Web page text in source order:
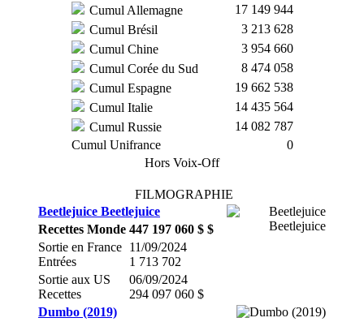
Cumul Allemagne
17 149 944
Cumul Brésil
3 213 628
Cumul Chine
3 954 660
Cumul Corée du Sud
8 474 058
Cumul Espagne
19 662 538
Cumul Italie
14 435 564
Cumul Russie
14 082 787
Cumul Unifrance
0
Hors Voix-Off
FILMOGRAPHIE
Beetlejuice Beetlejuice
Recettes Monde 447 197 060 $ $
Sortie en France
Entrées
11/09/2024
1 713 702
Sortie aux US
Recettes
06/09/2024
294 097 060 $
Dumbo (2019)